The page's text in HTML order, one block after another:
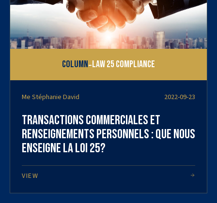
Column-Law 25 Compliance
Me Stéphanie David 2022-09-23
Transactions commerciales et
renseignements personnels : que nous
enseigne la loi 25?
VIEW